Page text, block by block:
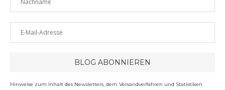
Hinweise zum Inhalt des Newsletters, dem Versandverfahren und Statistiken